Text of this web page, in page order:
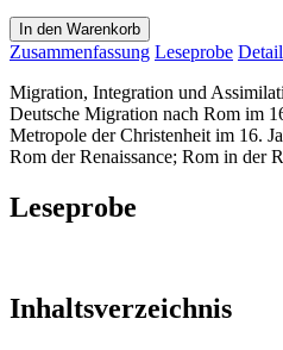
In den Warenkorb
Zusammenfassung Leseprobe
Migration, Integration und
Deutsche Migration nach Rom im
Metropole der Christenheit im 16.
Rom der Renaissance; Rom in der
Leseprobe
Inhaltsverzeichnis